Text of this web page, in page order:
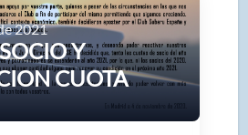
Y
CUOTA
2021